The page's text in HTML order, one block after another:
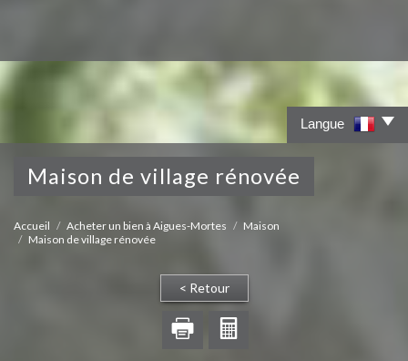
Langue
maison de village rénovée
Accueil Acheter un bien à Aigues-Mortes
Maison
Maison de village rénovée
< Retour